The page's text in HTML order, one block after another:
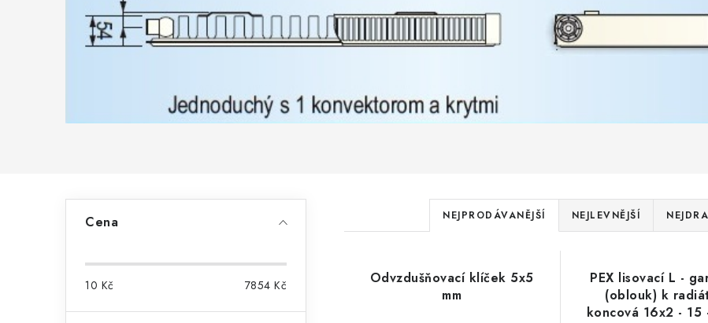
t
Cena
10 Kč 7854 Kč
Ř
a
z
NEJPRODÁVANĚJŠÍ NEJLEVNĚJŠÍ
Odvzdušňovací klíček 5x5
mm
PEX lisovací L -
(oblouk) k
koncová 16x2 - 15